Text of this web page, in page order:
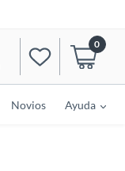
0
Novios Ayuda